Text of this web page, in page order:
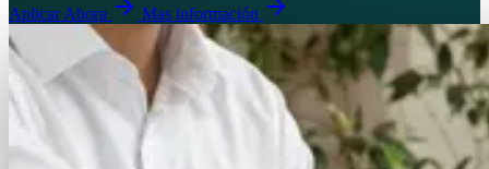
Aplicar Ahora Mas información